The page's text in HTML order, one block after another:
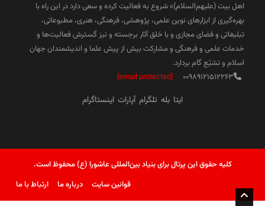
اهل بیت (علیهم‌السلام)» شروع به فعالیت کرده و سعی دارد در این راه با
بهره‌گیری از ابزارهای نوین علمی، پژوهشی، فرهنگی، هنری، مطبوعاتی،
تبلیغاتی و فضای مجازی و با خلق آثار برجسته و نیز گسترش فعالیت‌ها و
خدمات علمی و فرهنگی و مشارکت بیش از پیش علما و اندیشمندان جهان
اسلام و تشیّع گام بردارد.
00989121512263
[email protected]
ایتا بله تلگرام آپارات اینستاگرام
کلیه حقوق این پرتال برای بنیاد بین‌المللی عاشورا (ع) محفوظ است.
قوانین سایت
درباره ما ارتباط با ما